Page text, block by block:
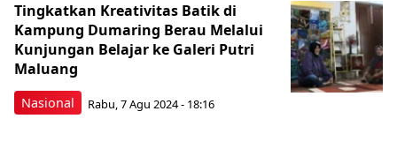
Nasional
Tingkatkan Kreativitas Batik di
Kampung Dumaring Berau Melalui
Kunjungan Belajar ke Galeri Putri
Maluang
Rabu, 7 Agu 2024 - 18:16